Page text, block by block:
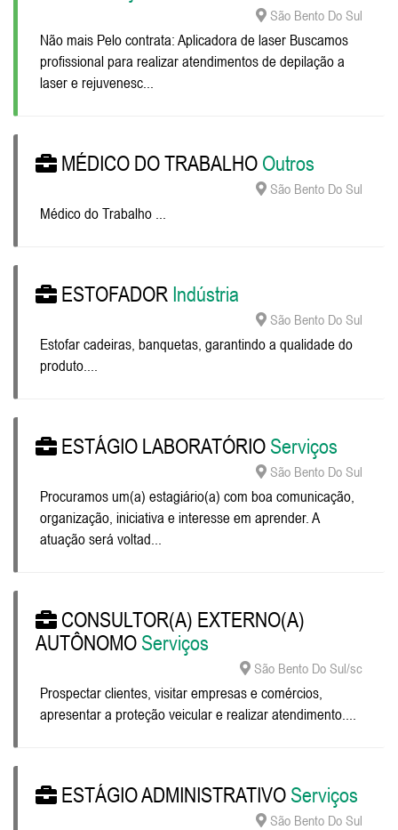
São Bento Do Sul
Não mais Pelo contrata: Aplicadora de laser Buscamos
profissional para realizar atendimentos de depilação a
laser e rejuvenesc...
MÉDICO DO TRABALHO Outros
São Bento Do Sul
Médico do Trabalho ...
ESTOFADOR Indústria
São Bento Do Sul
Estofar cadeiras, banquetas, garantindo a qualidade do
produto....
ESTÁGIO LABORATÓRIO Serviços
São Bento Do Sul
Procuramos um(a) estagiário(a) com boa comunicação,
organização, iniciativa e interesse em aprender. A
atuação será voltad...
CONSULTOR(A) EXTERNO(A)
AUTÔNOMO Serviços
São Bento Do Sul/sc
Prospectar clientes, visitar empresas e comércios,
apresentar a proteção veicular e realizar atendimento....
ESTÁGIO ADMINISTRATIVO Serviços
São Bento Do Sul